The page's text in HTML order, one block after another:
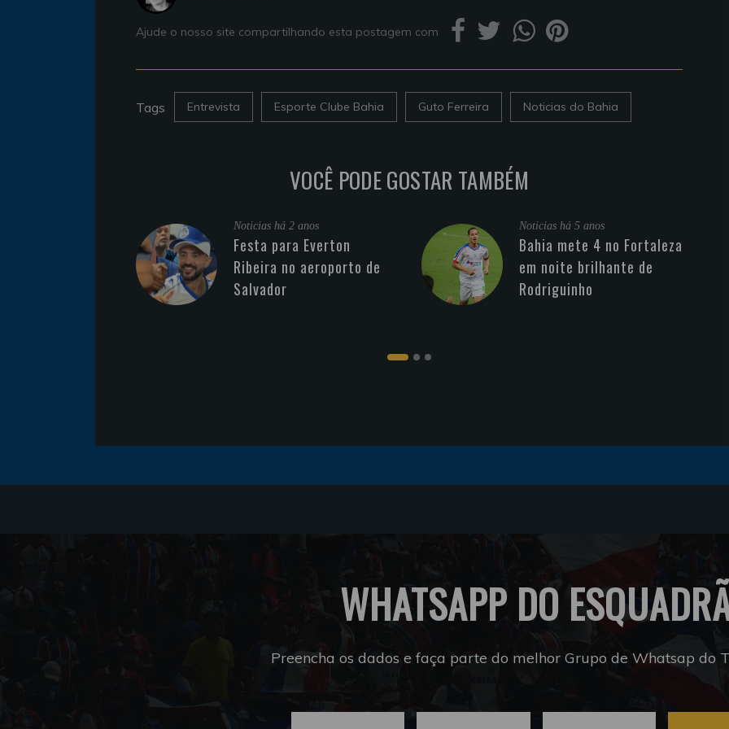
Ajude o nosso site compartilhando esta postagem com
Tags Entrevista Esporte Clube Bahia Guto Ferreira Noticias do Bahia
VOCÊ PODE GOSTAR TAMBÉM
Noticias há 2 anos
Festa para Everton
Ribeira no aeroporto de
Salvador
Noticias há 5 anos
Bahia mete 4 no Fortaleza
em noite brilhante de
Rodriguinho
WHATSAPP DO
Preencha os dados e faça parte do melhor Grupo de Whatsap do